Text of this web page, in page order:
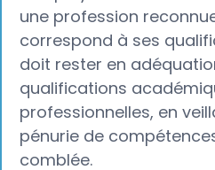
une profession
correspond à ses
doit rester en
qualifications
professionnelles, en
pénurie de
comblée.